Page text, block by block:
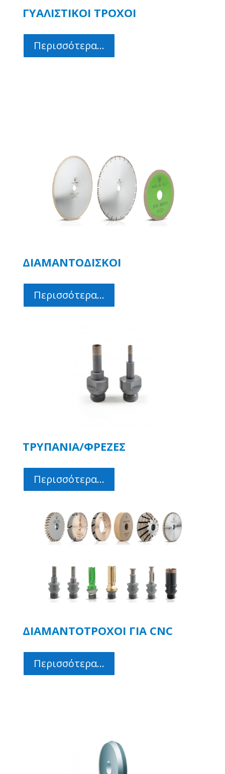
ΓΥΑΛΙΣΤΙΚΟΙ ΤΡΟΧΟΙ
Περισσότερα...
ΔΙΑΜΑΝΤΟΔΙΣΚΟΙ
Περισσότερα...
ΤΡΥΠΑΝΙΑ/ΦΡΕΖΕΣ
Περισσότερα...
ΔΙΑΜΑΝΤΟΤΡΟΧΟΙ ΓΙΑ CNC
Περισσότερα...